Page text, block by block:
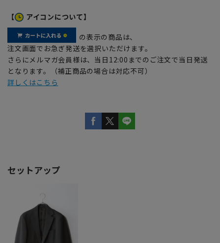
【 アイコンについて】
の表示の商品は、
注文画面でお急ぎ発送を選択いただけます。
さらにメルマガ会員様は、当日12:00までのご注文で当日発送
となります。（補正商品の場合は対応不可）
詳しくはこちら